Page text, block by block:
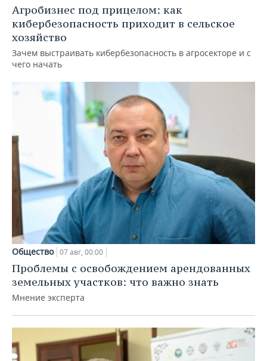
Агробизнес под прицелом: как
кибербезопасность приходит в сельское
хозяйство
Зачем выстраивать кибербезопасность в агросекторе и с
чего начать
Общество 07 авг, 00:00
Проблемы с освобождением арендованных
земельных участков: что важно знать
Мнение эксперта